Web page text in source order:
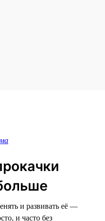
и развивать её —
и часто без